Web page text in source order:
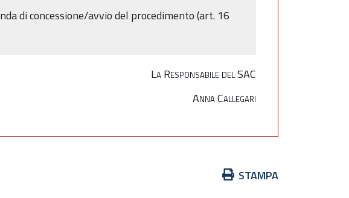
di concessione/avvio del procedimento (art. 16
La Responsabile del SAC
Anna Callegari
Azioni STAMPA